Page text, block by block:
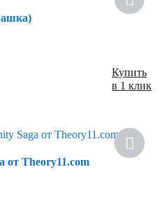
Купить
в 1 клик
от Theory11.com